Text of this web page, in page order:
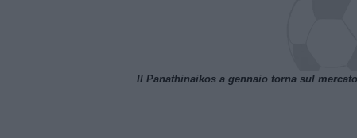
Il Panathinaikos a gennaio torna sul mercato